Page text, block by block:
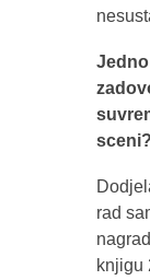
sceni?
rad
knjigu